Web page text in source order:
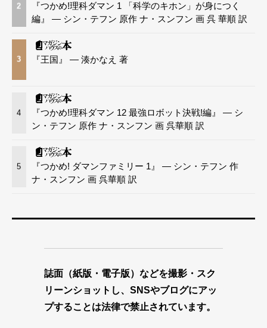
2
『つかめ!理科ダマン 1 「科学のキホン」が身につく
編』 — シン・テフン 原作 ナ・スンフン 画 呉 華順 訳
3 『王国』 — 湊かなえ 著
4
『つかめ!理科ダマン 12 最強ロボット決戦!編』 — シ
ン・テフン 原作 ナ・スンフン 画 呉華順 訳
5
『つかめ! ダマンファミリー 1』 — シン・テフン 作
ナ・スンフン 画 呉華順 訳
誌面（紙版・電子版）などを撮影・スク
リーンショットし、SNSやブログにアッ
プすることは法律で禁止されています。